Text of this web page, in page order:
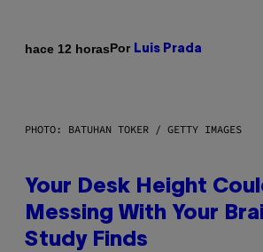
hace 12 horasPor Luis Prada
PHOTO: BATUHAN TOKER / GETTY IMAGES
Your Desk Height
Messing With Your
Study Finds